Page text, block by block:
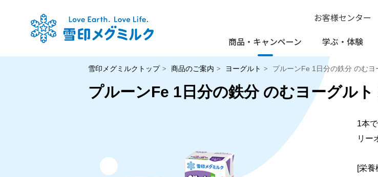
商品・ キャンペーン 学ぶ・ 体験
お客様センター
雪印メグミルクトップ 商品のご案内 ヨーグルト プルーンFe 1日分の鉄分 のむ
プルーンFe 1日分の鉄分 のむヨーグル
1本
リー
[栄